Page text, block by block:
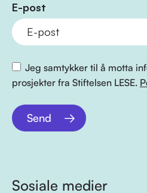
E-post
Jeg samtykker til å motta
prosjekter fra Stiftelsen LESE.
Send
Sosiale medier